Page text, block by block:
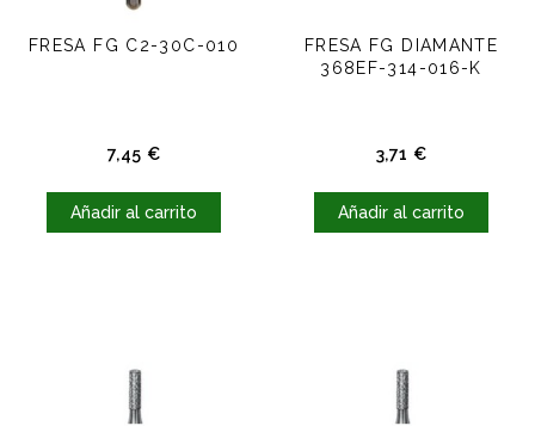
FRESA FG C2-30C-010
7,45 €Precio
Añadir al carrito
FRESA FG DIAMANTE
368EF-314-016-K
3,71 €Precio
Añadir al carrito